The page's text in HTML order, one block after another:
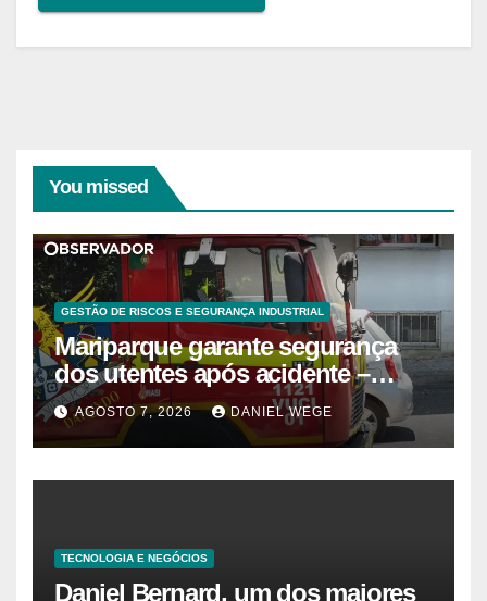
You missed
GESTÃO DE RISCOS E SEGURANÇA INDUSTRIAL
Mariparque garante segurança
dos utentes após acidente –
Observador
AGOSTO 7, 2026 DANIEL WEGE
TECNOLOGIA E NEGÓCIOS
Daniel Bernard, um dos maiores